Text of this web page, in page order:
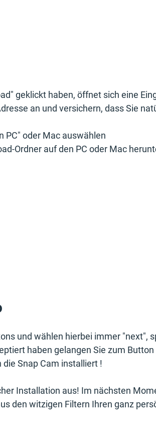
geklickt haben, öffnet sich eine
an und versichern, dass Sie
PC" oder Mac auswählen
Ordner auf den PC oder Mac
und wählen hierbei immer "next",
haben gelangen Sie zum
Snap Cam installiert !
Installation aus! Im nächsten
den witzigen Filtern Ihren ganz